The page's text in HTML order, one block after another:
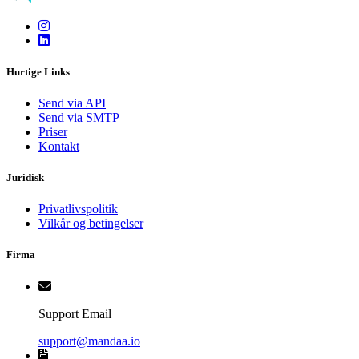
kontaktformular. En underskrevet DPA er tilgængelig for alle
vores betalte planer.
Hurtige Links
Send via API
Send via SMTP
Priser
Kontakt
Juridisk
Privatlivspolitik
Vilkår og betingelser
Firma
Support Email
support@mandaa.io